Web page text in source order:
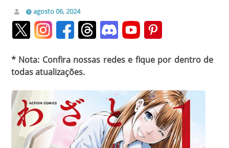
agosto 06, 2024
* Nota: Confira nossas redes e fique por dentro de
todas atualizações.